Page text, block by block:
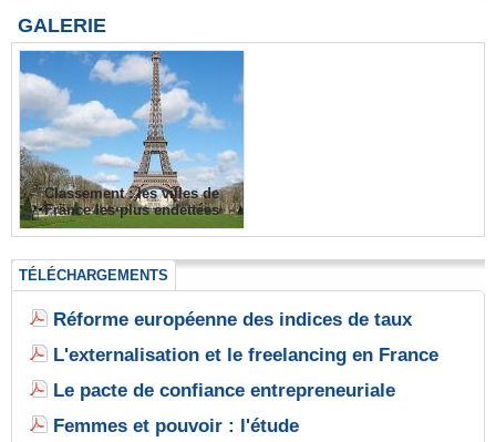
GALERIE
Classement : les villes de
France les plus endettées
TÉLÉCHARGEMENTS
Réforme européenne des indices de taux
L'externalisation et le freelancing en France
Le pacte de confiance entrepreneuriale
Femmes et pouvoir : l'étude